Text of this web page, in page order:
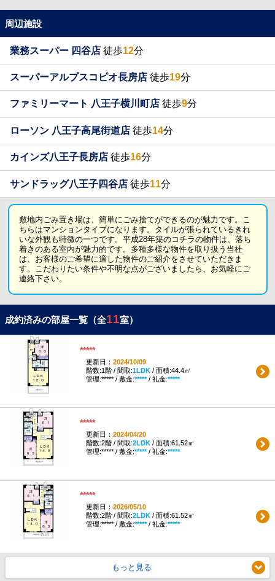
周辺施設
業務スーパー 四谷店 徒歩12分
スーパーアルプスコピオ長房店 徒歩19分
ファミリーマート 八王子横川町店 徒歩9分
ローソン 八王子高尾街道店 徒歩14分
カインズ八王子長房店 徒歩16分
サンドラッグ八王子四谷店 徒歩11分
敷地内ごみ置き場は、簡単にごみ捨てができるのが魅力です。こ
ちらはマンションタイプになります。タイルが張られているきれ
いな外観も特徴の一つです。平成28年築のコチラの物件は、落ち
着きのある室内が魅力的です。多種多様な物件を取り扱う当社
は、お客様のご希望に適した物件のご紹介をさせていただきま
す。こだわりたい条件や不明な点がございましたら、お気軽にご
連絡下さい。
成約済みの部屋一覧（全11室）
*****
更新日： 2024/10/09
階数:1階 / 間取:1LDK/ 面積:44.4㎡
管理:***** / 敷金:*****/ 礼金:*****
*****
更新日： 2024/04/20
階数:2階 / 間取:2LDK/ 面積:61.52㎡
管理:***** / 敷金:*****/ 礼金:*****
*****
更新日： 2026/05/10
階数:2階 / 間取:2LDK/ 面積:61.52㎡
管理:***** / 敷金:*****/ 礼金:*****
もっと見る